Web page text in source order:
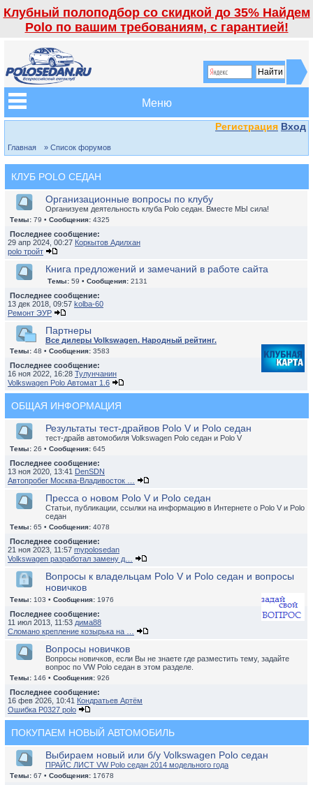
Клубный полоподбор со скидкой до 35% Найдем
Polo по вашим требованиям, с гарантией!
Меню
Регистрация Вход
Главная » Список форумов
КЛУБ POLO СЕДАН
Организационные вопросы по клубу
Организуем деятельность клуба Polo седан. Вместе МЫ сила!
Темы: 79 • Сообщения: 4325
Последнее сообщение:
29 апр 2024, 00:27 Коркытов Адилхан
polo тройт
Книга предложений и замечаний в работе сайта
Темы: 59 • Сообщения: 2131
Последнее сообщение:
13 дек 2018, 09:57 kolba-60
Ремонт ЭУР
Партнеры
Все дилеры Volkswagen. Народный рейтинг.
Темы: 48 • Сообщения: 3583
Последнее сообщение:
16 ноя 2022, 16:28 Тулунчанин
Volkswagen Polo Автомат 1.6
ОБЩАЯ ИНФОРМАЦИЯ
Результаты тест-драйвов Polo V и Polo седан
тест-драйв автомобиля Volkswagen Polo седан и Polo V
Темы: 26 • Сообщения: 645
Последнее сообщение:
13 ноя 2020, 13:41 DenSDN
Автопробег Москва-Владивосток …
Пресса о новом Polo V и Polo седан
Статьи, публикации, ссылки на информацию в Интернете о Polo V и Polo
седан
Темы: 65 • Сообщения: 4078
Последнее сообщение:
21 ноя 2023, 11:57 mypolosedan
Volkswagen разработал замену д…
Вопросы к владельцам Polo V и Polo седан и вопросы
новичков
Темы: 103 • Сообщения: 1976
Последнее сообщение:
11 июл 2013, 11:53 дима88
Сломано крепление козырька на …
Вопросы новичков
Вопросы новичков, если Вы не знаете где разместить тему, задайте
вопрос по VW Polo седан в этом разделе.
Темы: 146 • Сообщения: 926
Последнее сообщение:
16 фев 2026, 10:41 Кондратьев Артём
Ошибка P0327 polo
ПОКУПАЕМ НОВЫЙ АВТОМОБИЛЬ
Выбираем новый или б/у Volkswagen Polo седан
ПРАЙС ЛИСТ VW Polo седан 2014 модельного года
Темы: 67 • Сообщения: 17678